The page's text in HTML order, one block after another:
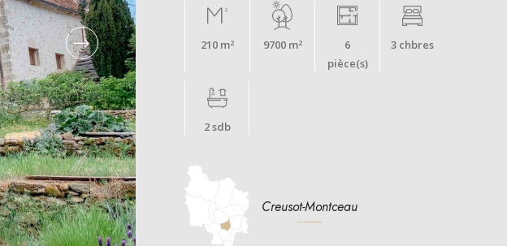
210 m2 9700 m2
6
pièce(s)
3 chbres
2 sdb
Creusot-Montceau